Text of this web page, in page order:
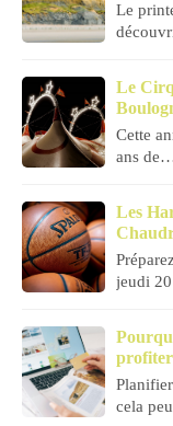
Le
Le
Cette
ans
Les
jeudi
profiter
cela